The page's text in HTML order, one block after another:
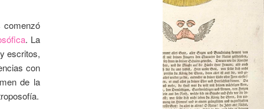
comenzó
. La
escritos,
con
de la